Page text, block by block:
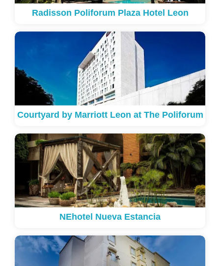
Radisson Poliforum Plaza Hotel Leon
Courtyard by Marriott Leon at The Poliforum
NEhotel Nueva Estancia